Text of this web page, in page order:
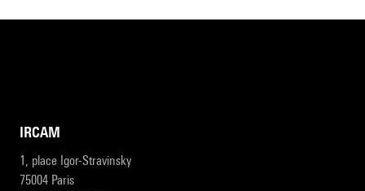
IRCAM
1, place Igor-Stravinsky
75004 Paris